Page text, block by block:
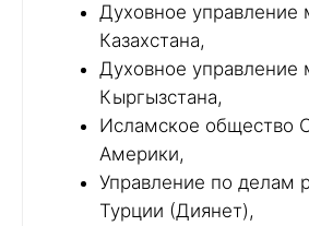
Духовное управление
Казахстана,
Духовное управление
Кыргызстана,
Исламское общество
Америки,
Управление по делам
Турции (Диянет),